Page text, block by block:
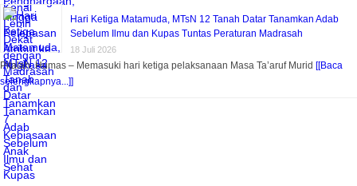
Hari Ketiga Matamuda, MTsN 12 Tanah Datar Tanamkan Adab
Sebelum Ilmu dan Kupas Tuntas Peraturan Madrasah
18 Juli 2026
Pitalah, Humas – Memasuki hari ketiga pelaksanaan Masa Ta’aruf Murid [[Baca
selengkapnya...]]